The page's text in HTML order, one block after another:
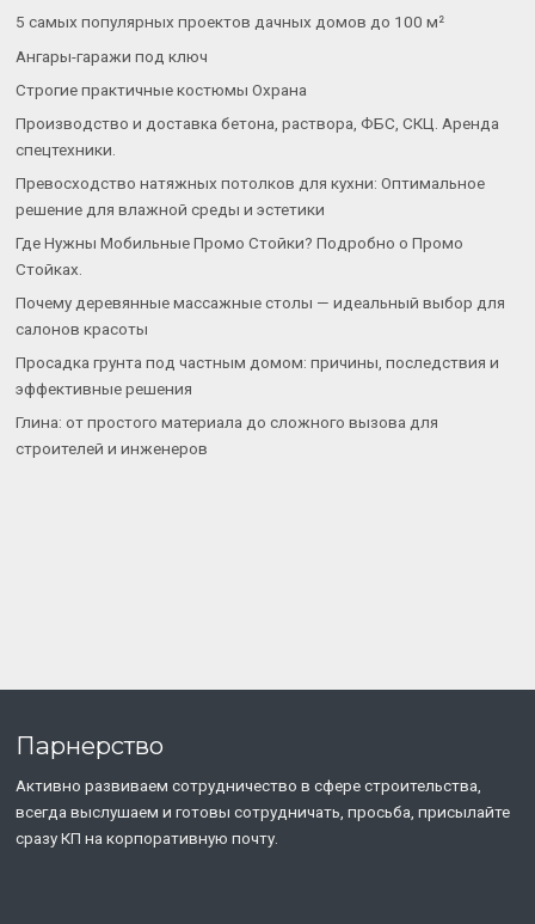
5 самых популярных проектов дачных домов до 100 м²
Ангары-гаражи под ключ
Строгие практичные костюмы Охрана
Производство и доставка бетона, раствора, ФБС, СКЦ. Аренда
спецтехники.
Превосходство натяжных потолков для кухни: Оптимальное
решение для влажной среды и эстетики
Где Нужны Мобильные Промо Стойки? Подробно о Промо
Стойках.
Почему деревянные массажные столы — идеальный выбор для
салонов красоты
Просадка грунта под частным домом: причины, последствия и
эффективные решения
Глина: от простого материала до сложного вызова для
строителей и инженеров
Парнерство
Активно развиваем сотрудничество в сфере строительства,
всегда выслушаем и готовы сотрудничать, просьба, присылайте
сразу КП на корпоративную почту.